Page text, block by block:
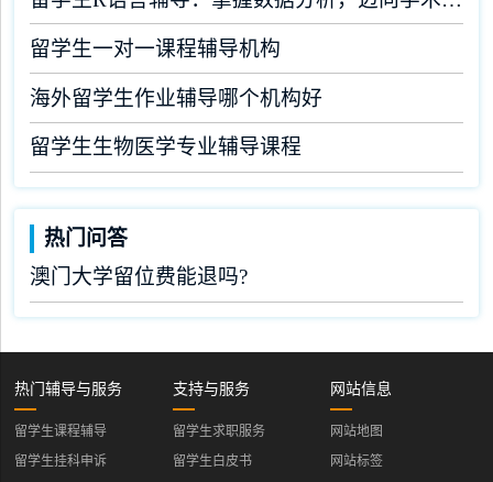
留学生一对一课程辅导机构
海外留学生作业辅导哪个机构好
留学生生物医学专业辅导课程
热门问答
澳门大学留位费能退吗?
热门辅导与服务
留学生课程辅导
留学生挂科申诉
支持与服务
留学生求职服务
留学生白皮书
网站信息
网站地图
网站标签